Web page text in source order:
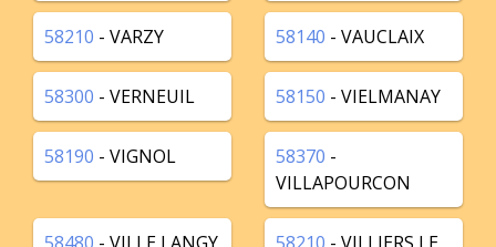
58210 - VARZY 58140 - VAUCLAIX
58300 - VERNEUIL 58150 - VIELMANAY
58190 - VIGNOL 58370 -
VILLAPOURCON